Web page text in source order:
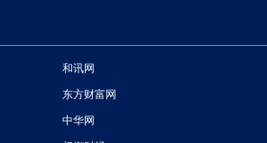
和讯网
东方财富网
中华网